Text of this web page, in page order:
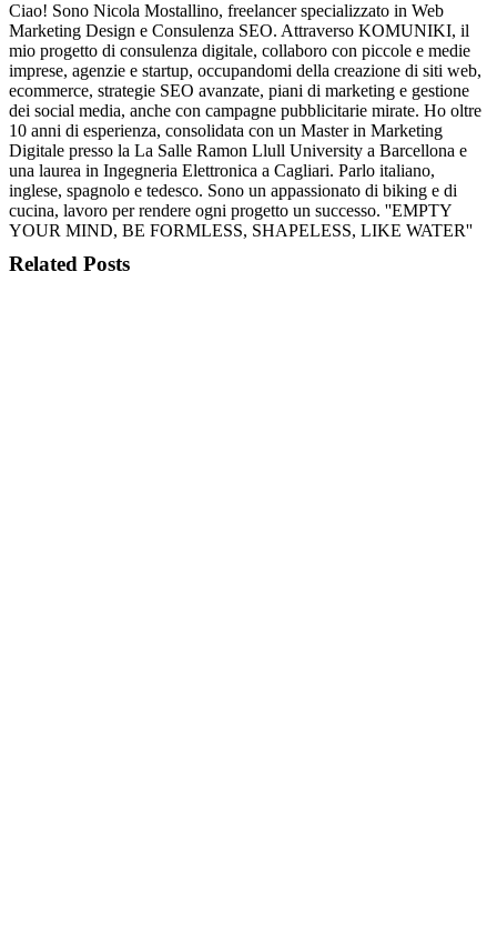
Ciao! Sono Nicola Mostallino, freelancer specializzato in Web
Marketing Design e Consulenza SEO. Attraverso KOMUNIKI, il
mio progetto di consulenza digitale, collaboro con piccole e medie
imprese, agenzie e startup, occupandomi della creazione di siti web,
ecommerce, strategie SEO avanzate, piani di marketing e gestione
dei social media, anche con campagne pubblicitarie mirate. Ho oltre
10 anni di esperienza, consolidata con un Master in Marketing
Digitale presso la La Salle Ramon Llull University a Barcellona e
una laurea in Ingegneria Elettronica a Cagliari. Parlo italiano,
inglese, spagnolo e tedesco. Sono un appassionato di biking e di
cucina, lavoro per rendere ogni progetto un successo. ''EMPTY
YOUR MIND, BE FORMLESS, SHAPELESS, LIKE WATER''
Related Posts